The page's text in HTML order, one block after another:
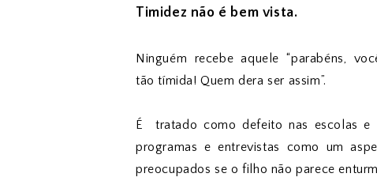
Timidez não é bem vista.
Ninguém recebe aquele “parabéns,
tão tímida! Quem dera ser assim”.
É tratado como defeito nas escolas e
programas e entrevistas como um
preocupados se o filho não parece